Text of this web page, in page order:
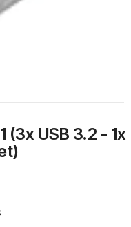
(3x USB 3.2 - 1x